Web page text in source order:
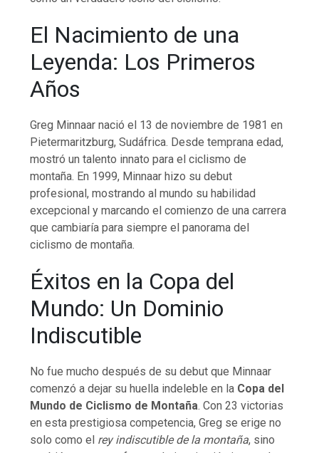
El Nacimiento de una
Leyenda: Los Primeros
Años
Greg Minnaar nació el 13 de noviembre de 1981 en
Pietermaritzburg, Sudáfrica. Desde temprana edad,
mostró un talento innato para el ciclismo de
montaña. En 1999, Minnaar hizo su debut
profesional, mostrando al mundo su habilidad
excepcional y marcando el comienzo de una carrera
que cambiaría para siempre el panorama del
ciclismo de montaña.
Éxitos en la Copa del
Mundo: Un Dominio
Indiscutible
No fue mucho después de su debut que Minnaar
comenzó a dejar su huella indeleble en la Copa del
Mundo de Ciclismo de Montaña. Con 23 victorias
en esta prestigiosa competencia, Greg se erige no
solo como el rey indiscutible de la montaña, sino